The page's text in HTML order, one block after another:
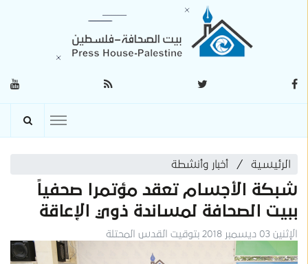
الرئيسية أخبار وأنشطة
شبكة الأجسام تعقد مؤتمرا صحفياً
ببيت الصحافة لمساندة ذوي الإعاقة
الإثنين 03 ديسمبر 2018 بتوقيت القدس المحتلة